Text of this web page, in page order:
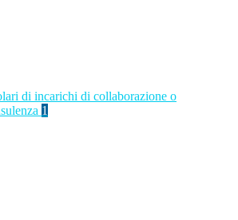
di incarichi di collaborazione o
1